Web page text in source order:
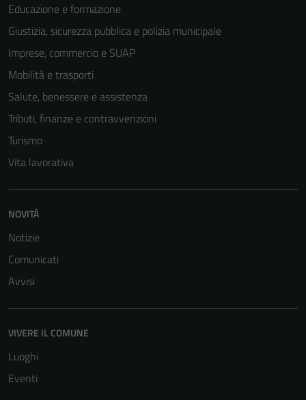
Educazione e formazione
Giustizia, sicurezza pubblica e polizia municipale
Imprese, commercio e SUAP
Mobilità e trasporti
Salute, benessere e assistenza
Tributi, finanze e contravvenzioni
Turismo
Vita lavorativa
NOVITÀ
Notizie
Comunicati
Avvisi
VIVERE IL COMUNE
Luoghi
Eventi